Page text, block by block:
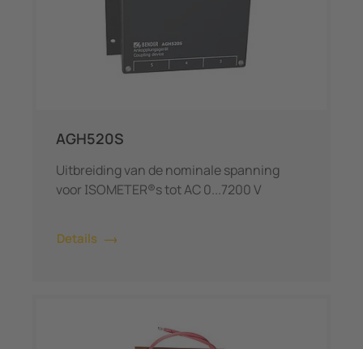
AGH520S
Uitbreiding van de nominale spanning
voor ISOMETER®s tot AC 0...7200 V
Details